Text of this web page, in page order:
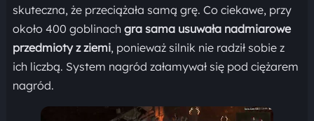
skuteczna, że przeciążała samą grę. Co ciekawe, przy
około 400 goblinach gra sama usuwała nadmiarowe
przedmioty z ziemi, ponieważ silnik nie radził sobie z
ich liczbą. System nagród załamywał się pod ciężarem
nagród.